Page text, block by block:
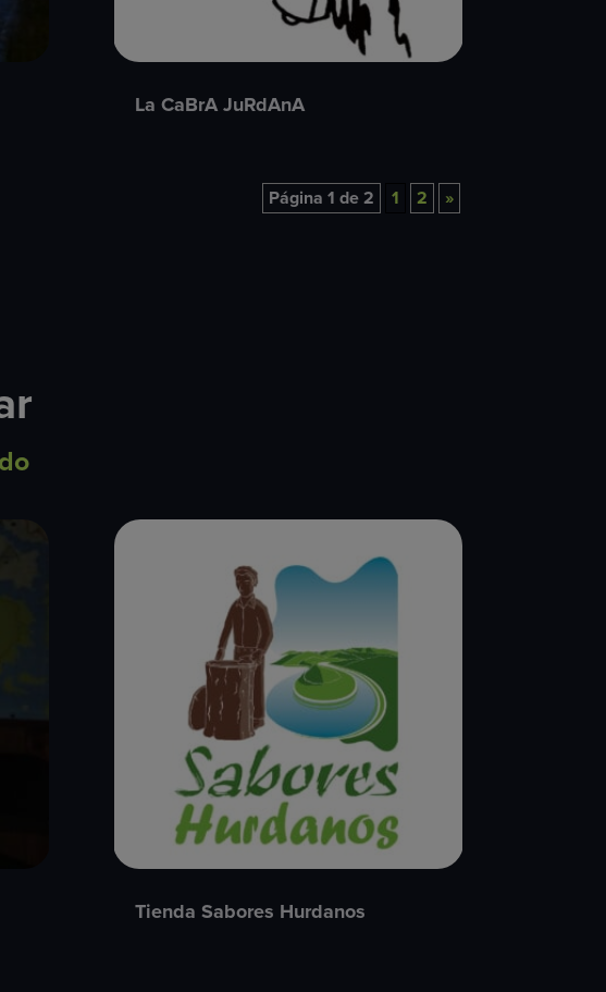
La CaBrA JuRdAnA
Página 1 de 2 1 2 »
Tienda Sabores Hurdanos